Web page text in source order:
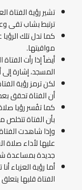
تشير رؤية الفتاة
ترتبط بشاب تقى
كما تدل تلك
مواقيتها.
أيضاً إذا رأت
المسجد، إشارة
لكن ترمز رؤية
أن الفتاة تحقق
كما تفُسر رؤيا
بأن الفتاة تتخلص
وإذا شاهدت
عليها لأداء صلاة
جديدة بمساعدة
أما رؤية العزباء
الفتاة قلبها